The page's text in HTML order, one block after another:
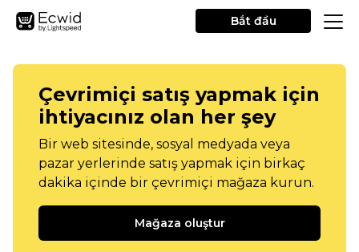
Bắt đầu
Çevrimiçi satış yapmak için
ihtiyacınız olan her şey
Bir web sitesinde, sosyal medyada veya
pazar yerlerinde satış yapmak için birkaç
dakika içinde bir çevrimiçi mağaza kurun.
Mağaza oluştur